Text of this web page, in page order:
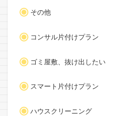
その他
コンサル片付けプラン
ゴミ屋敷、抜け出したい
スマート片付けプラン
ハウスクリーニング